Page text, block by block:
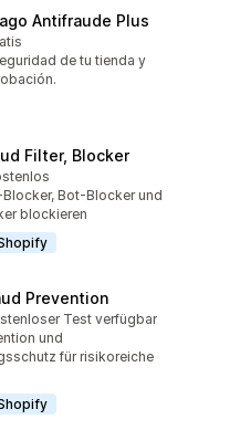
Antifraude Plus
insgesamt
de tu tienda y
Filter, Blocker
insgesamt
Bot-Blocker und
blockieren
Prevention
insgesamtTest verfügbar
und
für risikoreiche